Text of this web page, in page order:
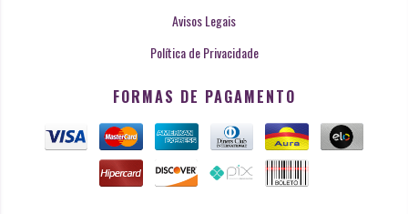
Avisos Legais
Política de Privacidade
FORMAS DE PAGAMENTO